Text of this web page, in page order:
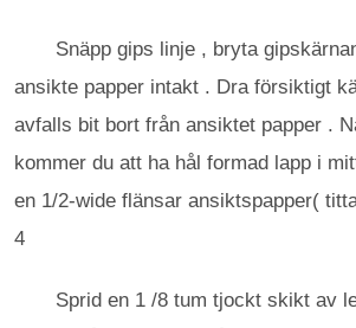
Snäpp gips linje , bryta
ansikte papper intakt . Dra försiktigt
avfalls bit bort från ansiktet papper .
kommer du att ha hål formad lapp i
en 1/2-wide flänsar ansiktspapper(
4
Sprid en 1 /8 tum tjockt skikt av